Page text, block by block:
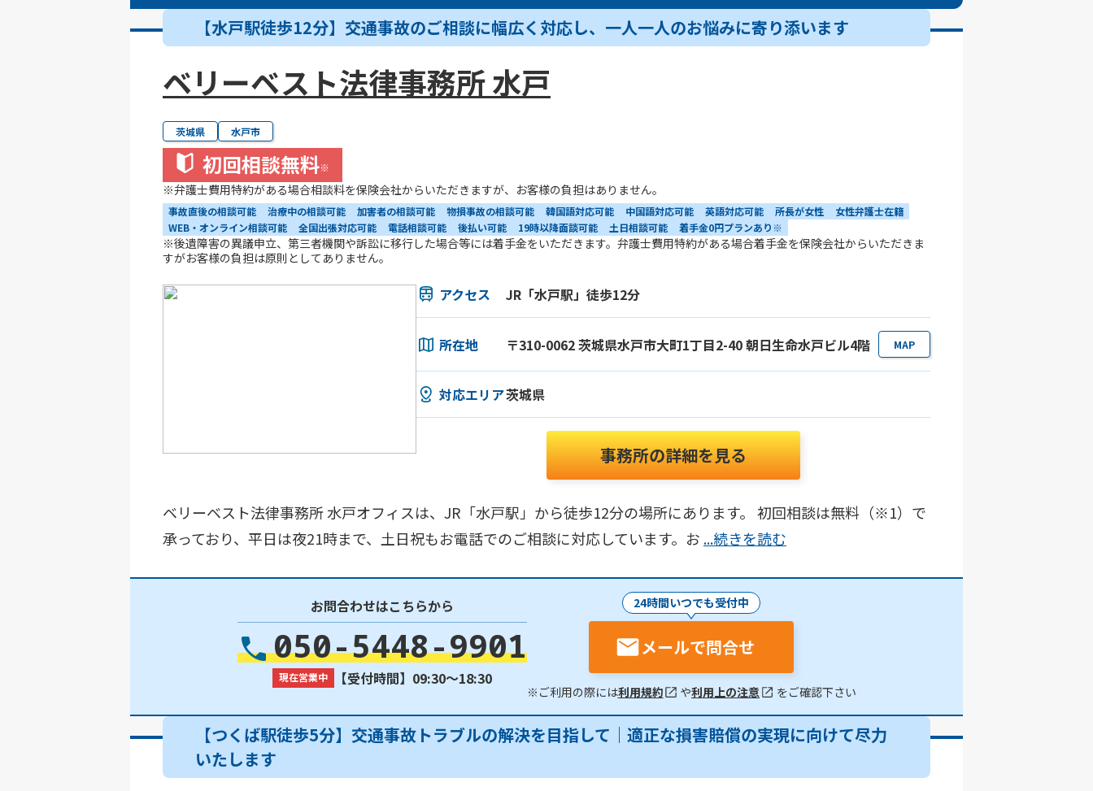
【水戸駅徒歩12分】交通事故のご相談に幅広く対応し、一人一人のお悩みに寄り添います
ベリーベスト法律事務所 水戸
茨城県 水戸市
初回相談無料※
※弁護士費用特約がある場合相談料を保険会社からいただきますが、お客様の負担はありません。
事故直後の相談可能 治療中の相談可能 加害者の相談可能 物損事故の相談可能 韓国語対応可能 中国語対応可能 英語対応可能 所長が女性
女性弁護士在籍
WEB・オンライン相談可能
全国出張対応可能 電話相談可能 後払い可能 19時以降面談可能 土日相談可能 着手金0円プランあり※
※後遺障害の異議申立、第三者機関や訴訟に移行した場合等には着手金をいただきます。弁護士費用特約がある場合着手金を保険会社からいただきま
すがお客様の負担は原則としてありません。
アクセス JR「水戸駅」徒歩12分
所在地 〒310-0062 茨城県水戸市大町1丁目2-40 朝日生命水戸ビル4階 MAP
対応エリア茨城県
事務所の詳細を見る
ベリーベスト法律事務所 水戸オフィスは、JR「水戸駅」から徒歩12分の場所にあります。 初回相談は無料（※1）で
承っており、平日は夜21時まで、土日祝もお電話でのご相談に対応しています。お ...続きを読む
お問合わせはこちらから
050-5448-9901
現在営業中 【受付時間】09:30〜18:30
24時間いつでも受付中
メールで問合せ
※ご利用の際には利用規約 や利用上の注意 をご確認下さい
【つくば駅徒歩5分】交通事故トラブルの解決を目指して｜適正な損害賠償の実現に向けて尽力
いたします